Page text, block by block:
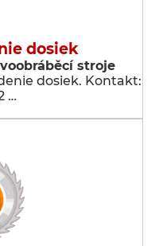
dosiek
stroje
dosiek. Kontakt:
…